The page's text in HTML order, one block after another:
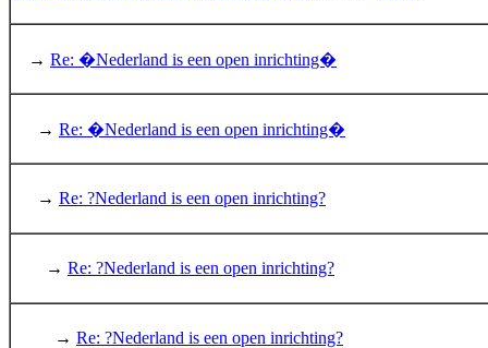
→ Re: �Nederland is een open inrichting�
→ Re: �Nederland is een open inrichting�
→ Re: ?Nederland is een open inrichting?
→ Re: ?Nederland is een open inrichting?
→ Re: ?Nederland is een open inrichting?